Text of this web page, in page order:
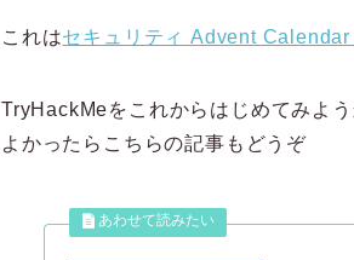
これはセキュリティ Advent
TryHackMeをこれからはじめてみよ
よかったらこちらの記事もどうぞ